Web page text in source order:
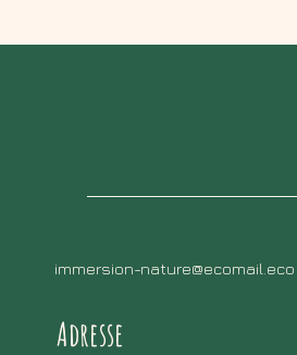
immersion-nature@ecomail.eco
Adresse